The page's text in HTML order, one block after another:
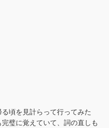
頃を見計らって行ってみた
璧に覚えていて、詞の直しも